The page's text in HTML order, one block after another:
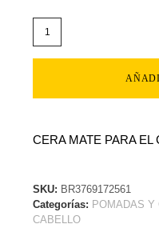
base a
valoración de
CERA MATE PARA EL
SKU: BR3769172561
Categorías: POMADAS Y
CABELLO